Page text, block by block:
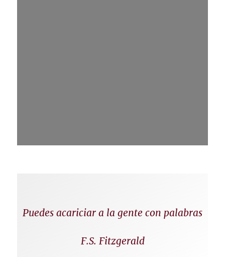
Puedes acariciar a la gente con palabras
F.S. Fitzgerald